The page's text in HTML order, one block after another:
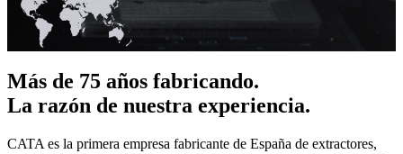
Más de 75 años fabricando.
La razón de nuestra experiencia.
CATA es la primera empresa fabricante de España de extractores,